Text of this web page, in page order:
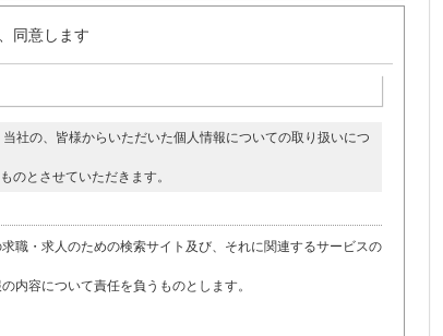
同意します
社の、皆様からいただいた個人情報についての取り扱いにつ
のとさせていただきます。
職・求人のための検索サイト及び、それに関連するサービスの
内容について責任を負うものとします。